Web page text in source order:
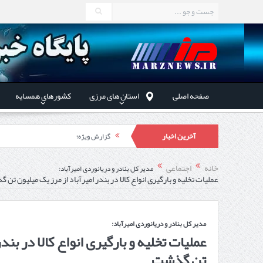
صفحه اصلی استان های مرزی کشورهای همسایه
آخرین اخبار گزارش ویژه؛
طرز تهیه خورش خلال کرمانشاهی +نکات
استاندار اردبیل در دیدار
راه‌اندازی کامل منطقه
خانه اجتماعی مدیر کل بنادر و دریانوردی امیرآباد:
عملیات تخلیه و بارگیری انواع کالا در بندر امیرآباد از مرز یک میلیون
مدیر کل بنادر و دریانوردی امیرآباد:
عملیات تخلیه و بارگیری انواع کالا در